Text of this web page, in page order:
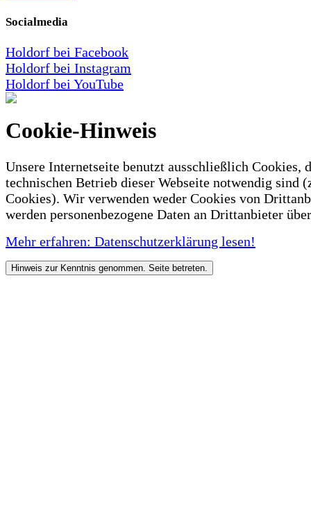
Socialmedia
Holdorf bei Facebook
Holdorf bei Instagram
Holdorf bei YouTube
Cookie-Hinweis
Unsere Internetseite benutzt ausschließlich Cookies,
technischen Betrieb dieser Webseite notwendig sind
Cookies). Wir verwenden weder Cookies von
werden personenbezogene Daten an Drittanbieter
Mehr erfahren: Datenschutzerklärung lesen!
Hinweis zur Kenntnis genommen. Seite betreten.